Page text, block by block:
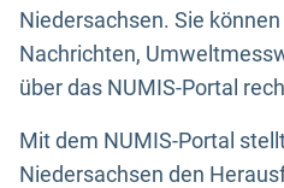
Niedersachsen. Sie
Nachrichten,
über das NUMIS-Portal
Mit dem NUMIS-Portal
Niedersachsen den